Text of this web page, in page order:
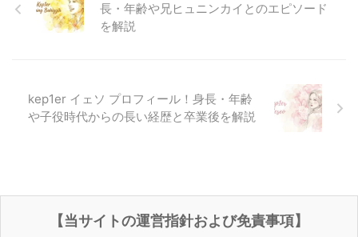
長・年齢や兄ヒュニンカイとのエピソード
を解説
kep1er イェソ プロフィール！身長・年齢
や子役時代からの長い経歴と卒業後を解説
【当サイトの運営指針および免責事項】